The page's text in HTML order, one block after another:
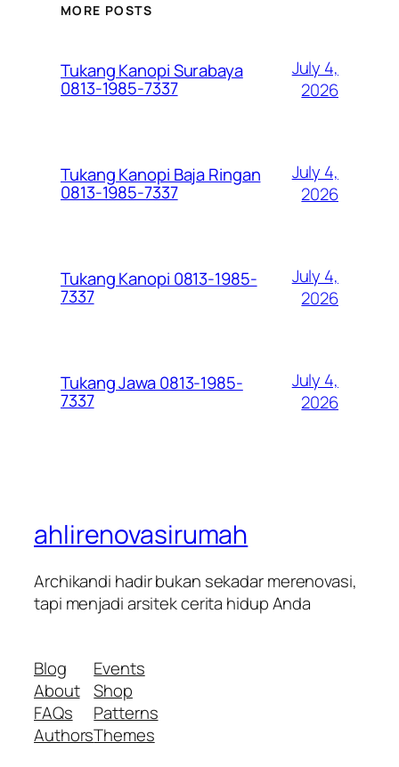
MORE POSTS
Tukang Kanopi Surabaya
0813-1985-7337
July 4,
2026
Tukang Kanopi Baja Ringan
0813-1985-7337
July 4,
2026
Tukang Kanopi 0813-1985-
7337
July 4,
2026
Tukang Jawa 0813-1985-
7337
July 4,
2026
ahlirenovasirumah
Archikandi hadir bukan sekadar merenovasi,
tapi menjadi arsitek cerita hidup Anda
Blog
About
FAQs
Authors
Events
Shop
Patterns
Themes